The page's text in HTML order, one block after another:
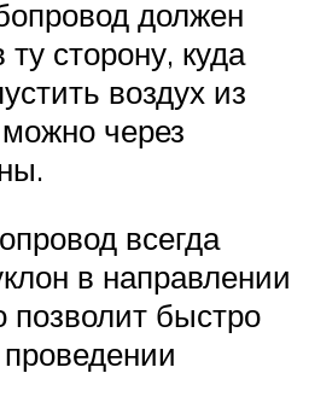
должен
сторону, куда
воздух из
через
всегда
в направлении
позволит быстро